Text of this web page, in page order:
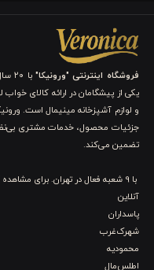
نگهداری آسان: قابل
کاربردهاي لحاف دونفره
1. بهبود کیفیت خواب و آرامش بدن
یکی از مهم‌ترین کاربردهای
خواب آرام و راحت است.
بدن در حالت طبیعی و
کاهش یابد. پرکردگی سبک
فصول را ممکن می‌سازد و
می‌کند.
فروشگاه اینترنتی "ورونیکا"
با
یکی از پیشگامان در ارائه کالای
و لوازم آشپزخانه مینیمال است.
جزئیات محصول، خدمات مشتری
تضمین می‌کند.
با 9 شعبه فعال در تهران. برای مشاهده آدرس
آنلاین
پاسداران
شهرک‌غرب
محمودیه
اطلس‌مال